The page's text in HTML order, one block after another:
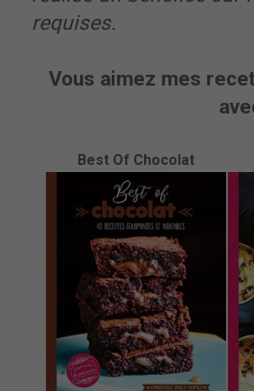
requises.
Vous aimez mes
Best Of Chocolat